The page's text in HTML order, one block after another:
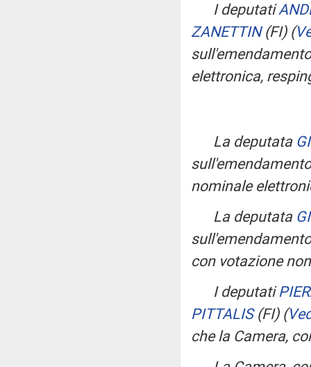
I deputati
ZANETTIN(FI) (
elettronica,
La deputata
nominale
La deputata
con votazione
I deputati
PITTALIS(FI) (
che la Camera,